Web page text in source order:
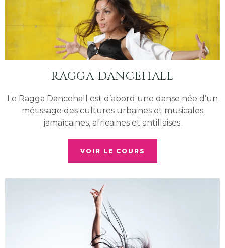
RAGGA DANCEHALL
Le Ragga Dancehall est d’abord une danse née d’un
métissage des cultures urbaines et musicales
jamaïcaines, africaines et antillaises.
VOIR LE COURS